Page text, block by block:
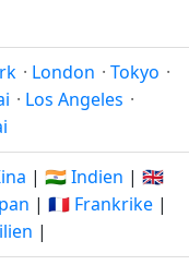
· London · Tokyo ·
· Los Angeles ·
| 🇮🇳 Indien | 🇬🇧
| 🇫🇷 Frankrike |
|